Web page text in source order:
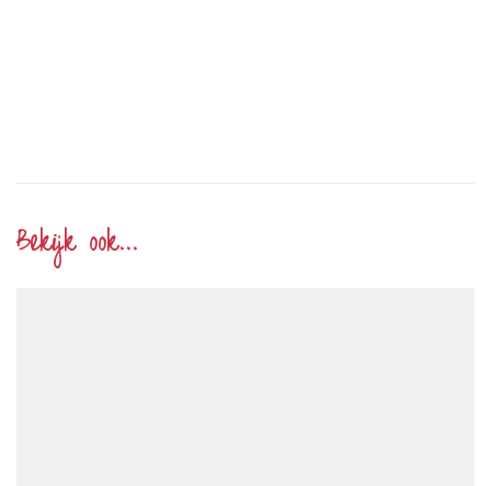
Bekijk ook...